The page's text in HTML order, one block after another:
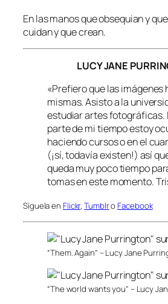
En las manos que obsequian y
cuidan y que crean.
LUCY JANE
«Prefiero que las imágenes
mismas. Asisto a la
estudiar artes fotográficas.
parte de mi tiempo estoy
haciendo cursos o en el
(¡sí, todavía existen!) así
queda muy poco tiempo
tomas en este momento.
Síguela en Flickr,Tumblro Facebook
“Them. Again” – Lucy Jane
“The world wants you” – Lucy